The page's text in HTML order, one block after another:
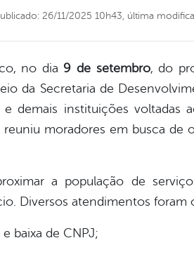
26/11/2025 10h43, última
no dia 9 de setembro, do
da Secretaria de
e demais instituições
moradores em busca
a população de
Diversos atendimentos
baixa de CNPJ;